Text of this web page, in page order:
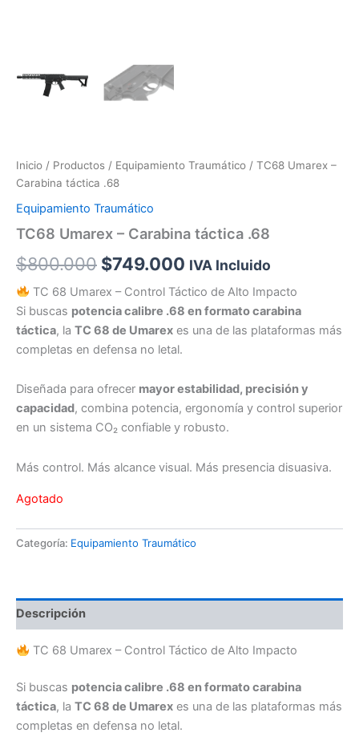
Inicio / Productos / Equipamiento Traumático / TC68 Umarex –
Carabina táctica .68
Equipamiento Traumático
TC68 Umarex – Carabina táctica .68
$800.000 $749.000 IVA Incluido
TC 68 Umarex – Control Táctico de Alto Impacto
Si buscas potencia calibre .68 en formato carabina
táctica, la TC 68 de Umarex es una de las plataformas más
completas en defensa no letal.
Diseñada para ofrecer mayor estabilidad, precisión y
capacidad, combina potencia, ergonomía y control superior
en un sistema CO₂ confiable y robusto.
Más control. Más alcance visual. Más presencia disuasiva.
Agotado
Categoría: Equipamiento Traumático
Descripción
TC 68 Umarex – Control Táctico de Alto Impacto
Si buscas potencia calibre .68 en formato carabina
táctica, la TC 68 de Umarex es una de las plataformas más
completas en defensa no letal.